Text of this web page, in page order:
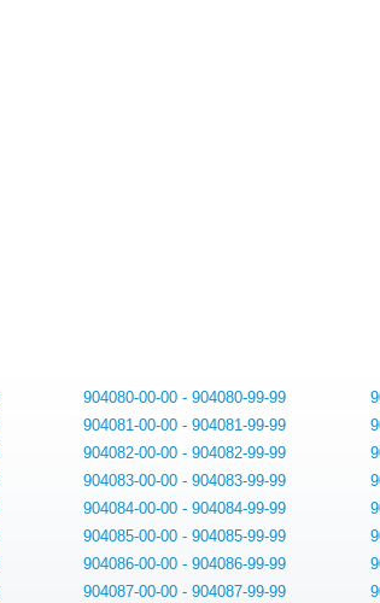
904080-00-00 - 904080-99-99
904081-00-00 - 904081-99-99
904082-00-00 - 904082-99-99
904083-00-00 - 904083-99-99
904084-00-00 - 904084-99-99
904085-00-00 - 904085-99-99
904086-00-00 - 904086-99-99
904087-00-00 - 904087-99-99